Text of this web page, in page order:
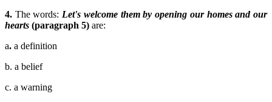
4. The words: Let's welcome them by opening our homes and our
hearts (paragraph 5) are:
a. a definition
b. a belief
c. a warning